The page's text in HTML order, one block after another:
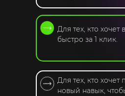
Для тех, кто хочет
новый навык,
Для тех, кто хочет
быстро за 1 клик.